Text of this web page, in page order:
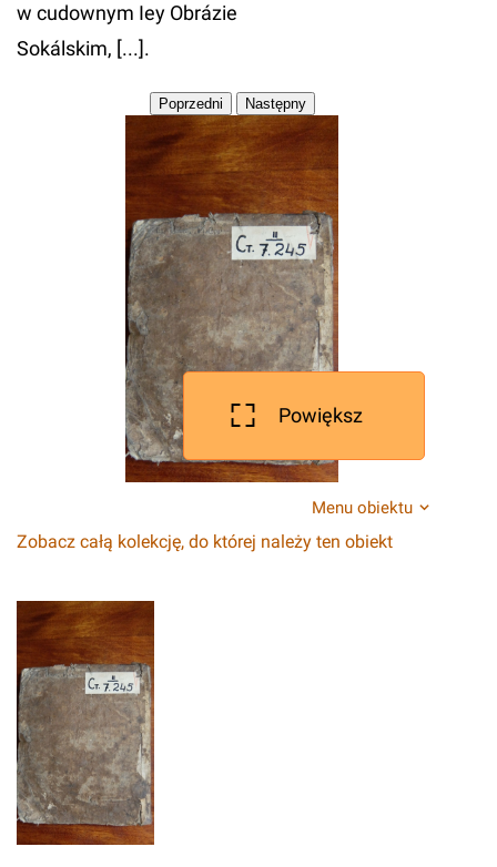
w cudownym Iey Obrázie
Sokálskim, [...].
Powiększ
Menu obiektu
Zobacz całą kolekcję, do której należy ten obiekt